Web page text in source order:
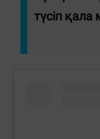
түсіп қала